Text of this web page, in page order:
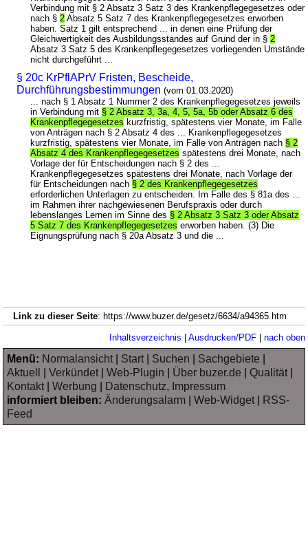
Verbindung mit § 2 Absatz 3 Satz 3 des Krankenpflegegesetzes oder
nach § 2 Absatz 5 Satz 7 des Krankenpflegegesetzes erworben
haben. Satz 1 gilt entsprechend ... in denen eine Prüfung der
Gleichwertigkeit des Ausbildungsstandes auf Grund der in § 2
Absatz 3 Satz 5 des Krankenpflegegesetzes vorliegenden Umstände
nicht durchgeführt ...
§ 20c KrPflAPrV Fristen, Bescheide,
Durchführungsbestimmungen (vom 01.03.2020)
... nach § 1 Absatz 1 Nummer 2 des Krankenpflegegesetzes jeweils
in Verbindung mit § 2 Absatz 3, 3a, 4, 5, 5a, 5b oder Absatz 6 des
Krankenpflegegesetzes kurzfristig, spätestens vier Monate, im Falle
von Anträgen nach § 2 Absatz 4 des ... Krankenpflegegesetzes
kurzfristig, spätestens vier Monate, im Falle von Anträgen nach § 2
Absatz 4 des Krankenpflegegesetzes spätestens drei Monate, nach
Vorlage der für Entscheidungen nach § 2 des ...
Krankenpflegegesetzes spätestens drei Monate, nach Vorlage der
für Entscheidungen nach § 2 des Krankenpflegegesetzes
erforderlichen Unterlagen zu entscheiden. Im Falle des § 81a des ...
im Rahmen ihrer nachgewiesenen Berufspraxis oder durch
lebenslanges Lernen im Sinne des § 2 Absatz 3 Satz 3 oder Absatz
5 Satz 7 des Krankenpflegegesetzes erworben haben. (3) Die
Eignungsprüfung nach § 20a Absatz 3 und die ...
Link zu dieser Seite: https://www.buzer.de/gesetz/6634/a94365.htm
Inhaltsverzeichnis | Ausdrucken/PDF| nach oben
Menü: Normalansicht| Start| Suchen Sachgebiete
Aktuell
|Verkündet|Web-Plugin Über buzer.de |Qualität|
Kontakt|Werbung
Datenschutz, Impressum
informiert bleiben: Änderungsalarm |Web-Widget|
RSS-
Feed